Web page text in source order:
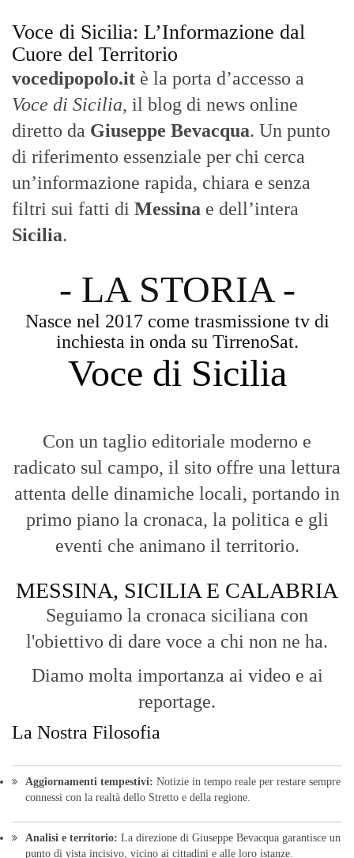
Voce di Sicilia: L’Informazione dal
Cuore del Territorio
vocedipopolo.it è la porta d’accesso a
Voce di Sicilia, il blog di news online
diretto da Giuseppe Bevacqua. Un punto
di riferimento essenziale per chi cerca
un’informazione rapida, chiara e senza
filtri sui fatti di Messina e dell’intera
Sicilia.
- LA STORIA -
Nasce nel 2017 come trasmissione tv di
inchiesta in onda su TirrenoSat.
Voce di Sicilia
Con un taglio editoriale moderno e
radicato sul campo, il sito offre una lettura
attenta delle dinamiche locali, portando in
primo piano la cronaca, la politica e gli
eventi che animano il territorio.
MESSINA, SICILIA E CALABRIA
Seguiamo la cronaca siciliana con
l'obiettivo di dare voce a chi non ne ha.
Diamo molta importanza ai video e ai
reportage.
La Nostra Filosofia
Aggiornamenti tempestivi: Notizie in tempo reale per restare sempre
connessi con la realtà dello Stretto e della regione.
Analisi e territorio: La direzione di Giuseppe Bevacqua garantisce un
punto di vista incisivo, vicino ai cittadini e alle loro istanze.